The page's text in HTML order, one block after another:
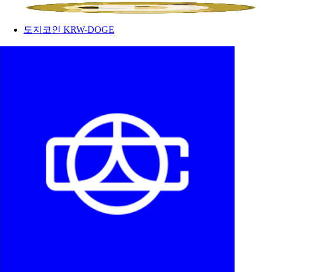
도지코인 KRW-DOGE